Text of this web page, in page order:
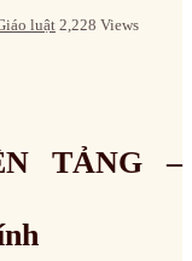
luật 2,228 Views
TẢNG –